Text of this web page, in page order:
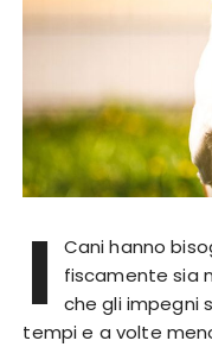
I
Cani hanno
fiscamente sia
che gli impegni
tempi e a volte